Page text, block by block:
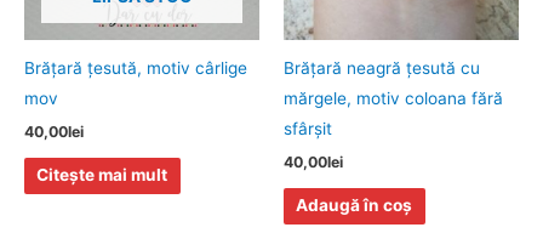
Brăţară ţesută, motiv cârlige
mov
40,00lei
Citește mai mult
Brăţară neagră ţesută cu
mărgele, motiv coloana fără
sfârşit
40,00lei
Adaugă în coș